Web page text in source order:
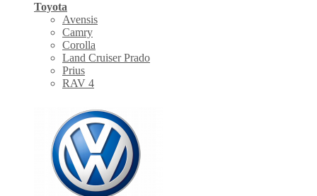
Toyota
Avensis
Camry
Corolla
Land Cruiser Prado
Prius
RAV 4